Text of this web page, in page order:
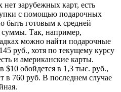
нет зарубежных карт, есть
с помощью подарочных
быть готовым к средней
суммы. Так, например,
можно найти подарочные
руб., хотя по текущему курсу
и американские карты.
обойдется в 1,3 тыс. руб.,
в 760 руб. В последнем случае